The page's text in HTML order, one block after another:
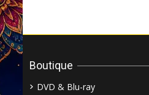
Boutique
DVD & Blu-ray